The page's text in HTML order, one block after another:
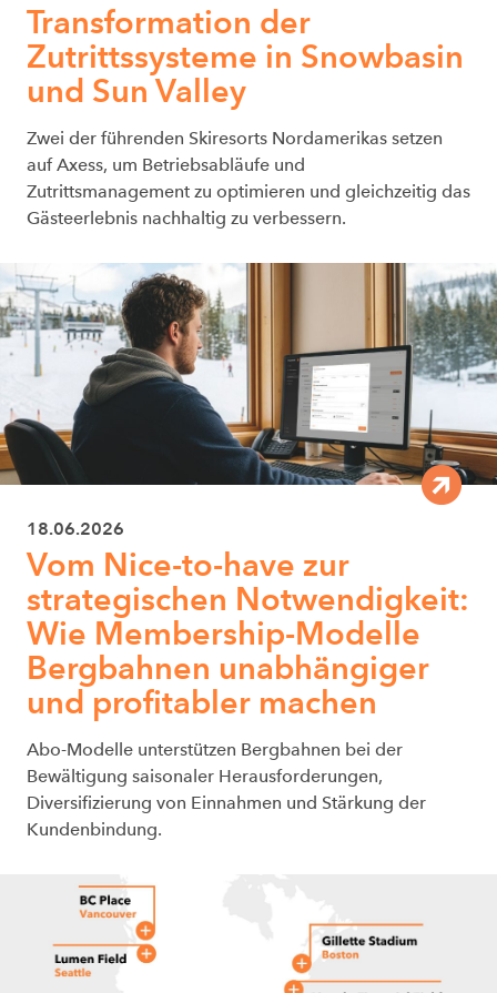
Transformation der
Zutrittssysteme in Snowbasin
und Sun Valley
Zwei der führenden Skiresorts Nordamerikas setzen
auf Axess, um Betriebsabläufe und
Zutrittsmanagement zu optimieren und gleichzeitig das
Gästeerlebnis nachhaltig zu verbessern.
18.06.2026
Vom Nice-to-have zur
strategischen Notwendigkeit:
Wie Membership-Modelle
Bergbahnen unabhängiger
und profitabler machen
Abo-Modelle unterstützen Bergbahnen bei der
Bewältigung saisonaler Herausforderungen,
Diversifizierung von Einnahmen und Stärkung der
Kundenbindung.